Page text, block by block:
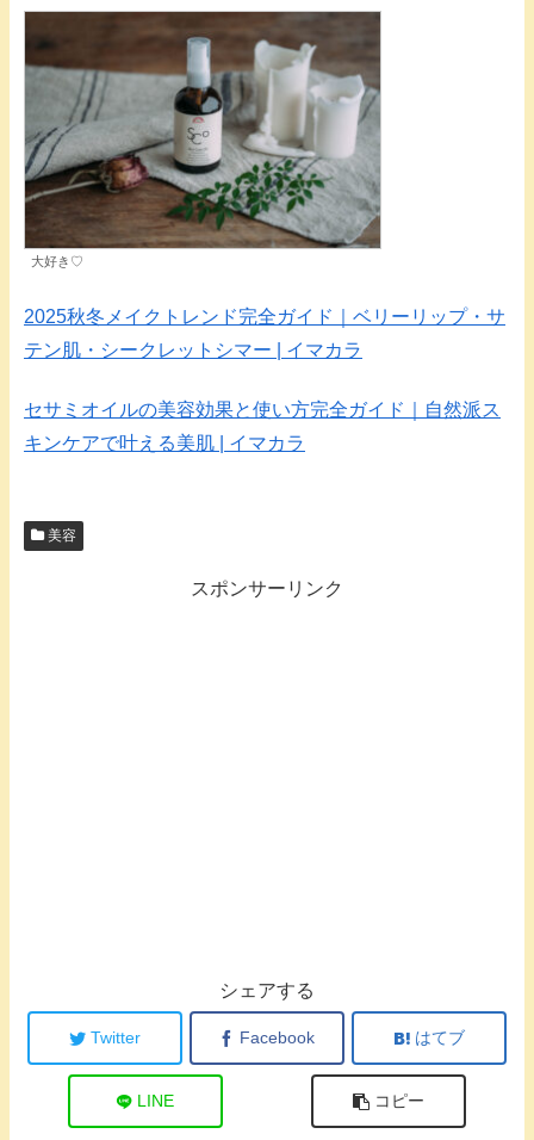
大好き♡
2025秋冬メイクトレンド完全ガイド｜ベリーリップ・サ
テン肌・シークレットシマー | イマカラ
セサミオイルの美容効果と使い方完全ガイド｜自然派ス
キンケアで叶える美肌 | イマカラ
美容
スポンサーリンク
シェアする
Twitter Facebook はてブ
LINE コピー